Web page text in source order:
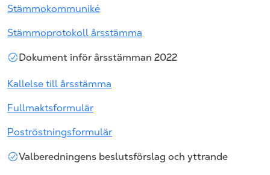
Stämmokommuniké
Stämmoprotokoll årsstämma
Dokument inför årsstämman 2022
Kallelse till årsstämma
Fullmaktsformulär
Poströstningsformulär
Valberedningens beslutsförslag och yttrande